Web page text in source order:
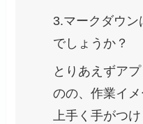
3.マークダウ
でしょうか？
とりあえずア
のの、作業イ
上手く手がつけ